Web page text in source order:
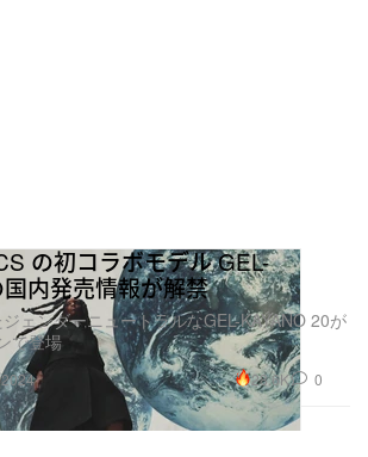
の初コラボモデル GEL-
内発売情報が解禁
ェンダーニュートラルなGEL-KAYANO 20が
で登場
28.6K 0